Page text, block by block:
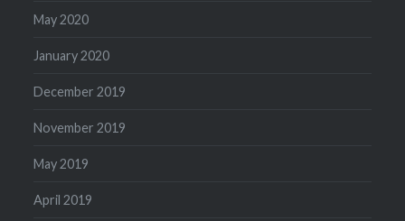
May 2020
January 2020
December 2019
November 2019
May 2019
April 2019